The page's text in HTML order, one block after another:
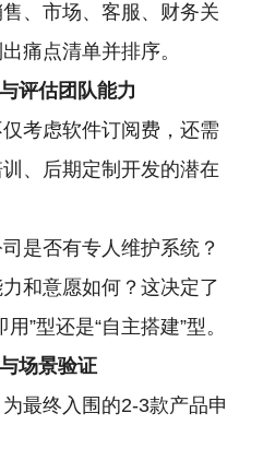
售、市场、客服、财务关
痛点清单并排序。
评估团队能力
仅考虑软件订阅费，还需
、后期定制开发的潜在
司是否有专人维护系统？
和意愿如何？这决定了
”型还是“自主搭建”型。
场景验证
为最终入围的2-3款产品申